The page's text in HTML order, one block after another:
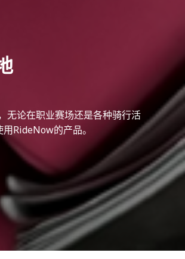
无论在职业赛场还是各种骑行活
RideNow的产品。